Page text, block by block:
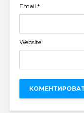
Email *
Website